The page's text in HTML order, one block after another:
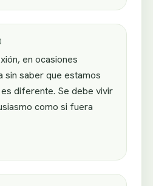
en ocasiones
sin saber que estamos
diferente. Se debe vivir
como si fuera